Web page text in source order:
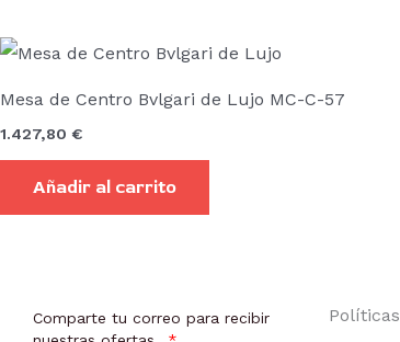
Mesa de Centro Bvlgari de Lujo MC-C-57
1.427,80 €
Añadir al carrito
Comparte tu correo para recibir
Políticas